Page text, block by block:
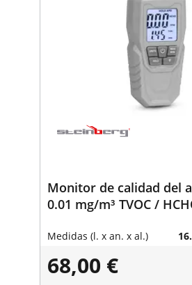
Monitor de calidad del
0.01 mg/m³ TVOC /
Medidas (l. x an. x al.)
68,00 €